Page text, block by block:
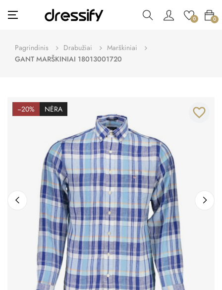
Toggle
navigation
☰ 0 0
Pagrindinis Drabužiai
Marškiniai
GANT MARŠKINIAI 18013001720
−20% NĖRA favorite_border